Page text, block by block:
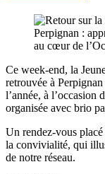
Ce week-end, la
retrouvée à
l’année, à l’occasion
organisée avec brio
Un rendez-vous
la convivialité, qui
de notre réseau.